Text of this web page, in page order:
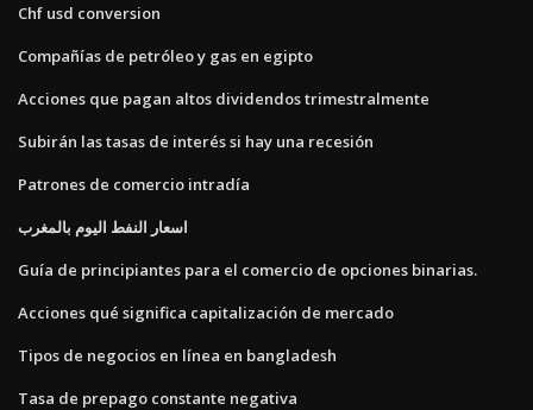
Chf usd conversion
Compañías de petróleo y gas en egipto
Acciones que pagan altos dividendos trimestralmente
Subirán las tasas de interés si hay una recesión
Patrones de comercio intradía
اسعار النفط اليوم بالمغرب
Guía de principiantes para el comercio de opciones binarias.
Acciones qué significa capitalización de mercado
Tipos de negocios en línea en bangladesh
Tasa de prepago constante negativa